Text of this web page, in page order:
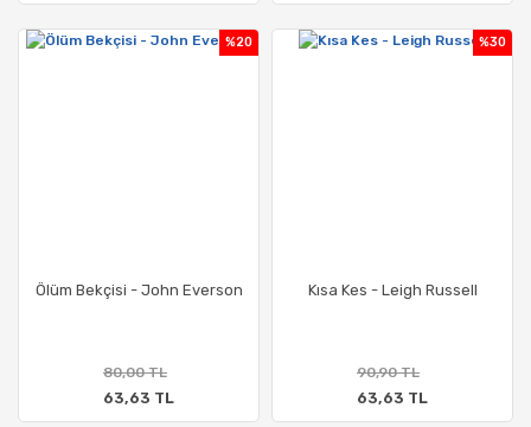
Ölüm Bekçisi - John Everson
%20
80,00 TL
63,63 TL
Kısa Kes - Leigh Russell
%30
90,90 TL
63,63 TL